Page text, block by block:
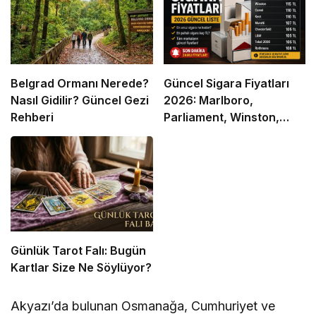
Belgrad Ormanı Nerede?
Nasıl Gidilir? Güncel Gezi
Rehberi
Güncel Sigara Fiyatları
2026: Marlboro,
Parliament, Winston,
Günlük Tarot Falı: Bugün
Kartlar Size Ne Söylüyor?
Akyazı’da bulunan Osmanağa, Cumhuriyet ve